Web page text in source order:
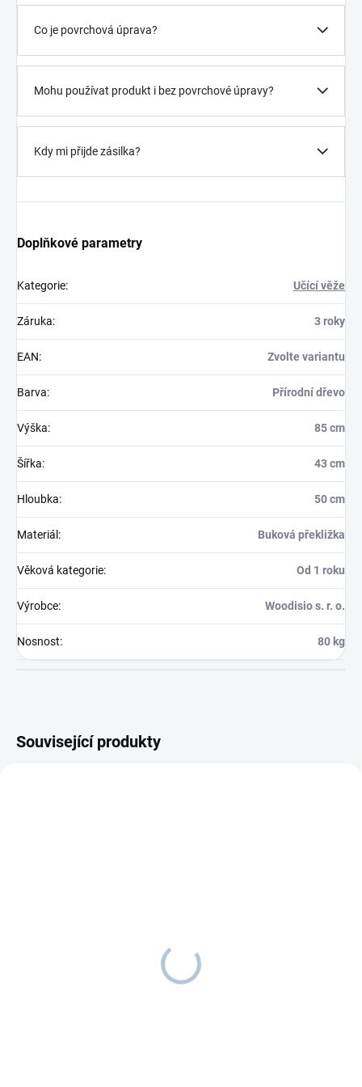
Související produkty
Co je povrchová úprava?
Mohu používat produkt i bez povrchové úpravy?
Kdy mi přijde zásilka?
Doplňkové parametry
Kategorie: Učící věže
Záruka: 3 roky
EAN: Zvolte variantu
Barva: Přírodní dřevo
Výška: 85 cm
Šířka: 43 cm
Hloubka: 50 cm
Materiál : Buková překližka
Věková kategorie: Od 1 roku
Výrobce: Woodisio s. r. o.
Nosnost: 80 kg